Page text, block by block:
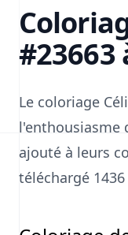
Le coloriage
l'enthousiasme
ajouté à leurs
téléchargé